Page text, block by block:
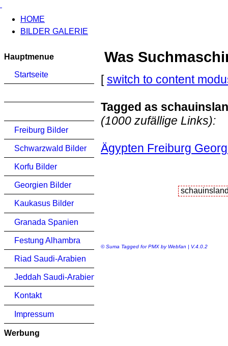
HOME
BILDER GALERIE
Hauptmenue
Startseite
Freiburg Bilder
Schwarzwald Bilder
Korfu Bilder
Georgien Bilder
Kaukasus Bilder
Granada Spanien
Festung Alhambra
Riad Saudi-Arabien
Jeddah Saudi-Arabien
Kontakt
Impressum
Werbung
Was
[switch to content
Tagged as
(1000 zufällige Links):
Ägypten Freiburg
© Suma Tagged for PMX by Webfan | V.4.0.2